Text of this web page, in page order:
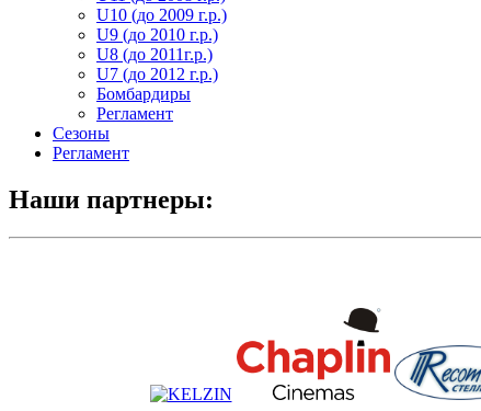
U10 (до 2009 г.р.)
U9 (до 2010 г.р.)
U8 (до 2011г.р.)
U7 (до 2012 г.р.)
Бомбардиры
Регламент
Сезоны
Регламент
Наши партнеры: